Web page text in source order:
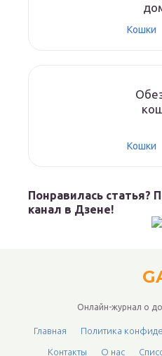
Кошки
Кошки
Понравилась статья?
канал в Дзене!
Онлайн-журнал о
Главная Политика
Контакты О нас